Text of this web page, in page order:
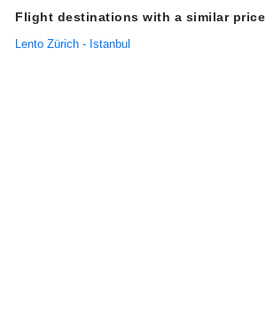
Flight destinations with a similar price
Lento Zürich - Istanbul